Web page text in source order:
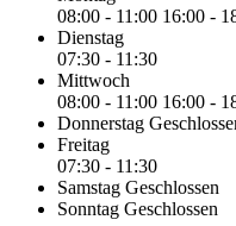
08:00 - 11:00 16:00 -
Dienstag
07:30 - 11:30
Mittwoch
08:00 - 11:00 16:00 -
Donnerstag
Freitag
07:30 - 11:30
Samstag Geschlossen
Sonntag Geschlossen